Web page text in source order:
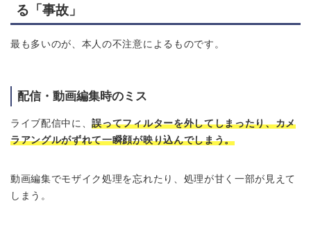
る「事故」
最も多いのが、本人の不注意によるものです。
配信・動画編集時のミス
ライブ配信中に、誤ってフィルターを外してしまったり、カメ
ラアングルがずれて一瞬顔が映り込んでしまう。
動画編集でモザイク処理を忘れたり、処理が甘く一部が見えて
しまう。